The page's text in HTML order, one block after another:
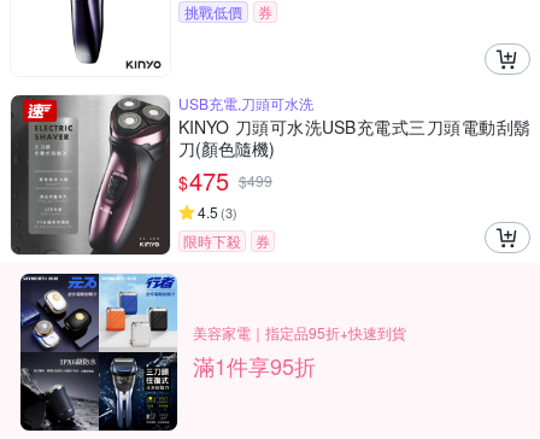
挑戰低價
券
USB充電,刀頭可水洗
KINYO 刀頭可水洗USB充電式三刀頭電動刮鬍
刀(顏色隨機)
$475 $499
4.5 (3)
限時下殺 券
美容家電｜指定品95折+快速到貨
滿1件享95折